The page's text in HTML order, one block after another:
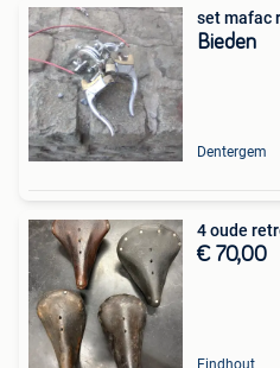
set mafac
Bieden
Dentergem
4 oude
€ 70,00
Eindhout